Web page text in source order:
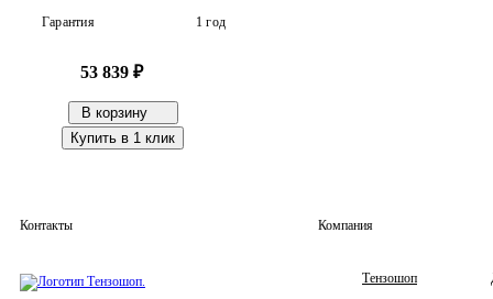
Гарантия 1 год
53 839 ₽
В корзину
Купить в 1 клик
Контакты Компания
Тензошоп